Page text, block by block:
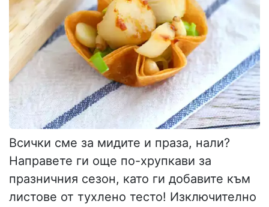
Всички сме за мидите и праза, нали?
Направете ги още по-хрупкави за
празничния сезон, като ги добавите към
листове от тухлено тесто! Изключително